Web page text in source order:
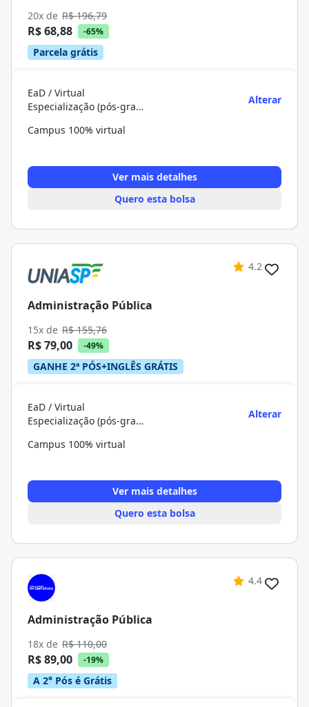
20x de R$ 196,79
R$ 68,88 -65%
Parcela grátis
EaD / Virtual
Especialização (pós-graduação)
Alterar
Campus 100% virtual
Ver mais detalhes
Quero esta bolsa
4.2
Administração Pública
15x de R$ 155,76
R$ 79,00 -49%
GANHE 2ª PÓS+INGLÊS GRÁTIS
EaD / Virtual
Especialização (pós-graduação)
Alterar
Campus 100% virtual
Ver mais detalhes
Quero esta bolsa
4.4
Administração Pública
18x de R$ 110,00
R$ 89,00 -19%
A 2° Pós é Grátis